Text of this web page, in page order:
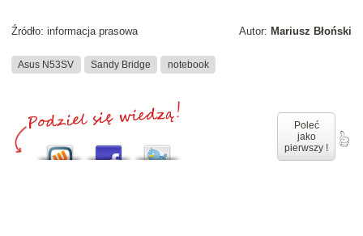
Autor: Mariusz Błoński
Źródło: informacja prasowa
Asus N53SV Sandy Bridge notebook
Poleć
jako
pierwszy !